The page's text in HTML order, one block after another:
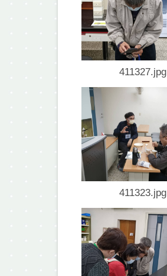
411327.jpg
411323.jpg